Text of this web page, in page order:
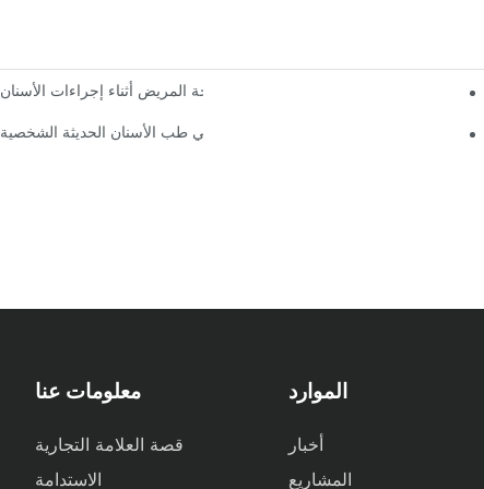
كرسي عيادة الأسنان المريحة: ضمان راحة المريض أثناء إجراءات الأسنان
مستقبل طب الأسنان: كراسي طب الأسنان الحديثة الشخصية
معلومات عنا
قصة العلامة التجارية
الاستدامة
الموارد
أخبار
المشاريع